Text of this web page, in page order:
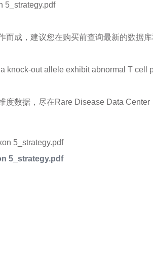
5_strategy.pdf
而成，建议您在购买前查询最新的数据
knock-out allele exhibit abnormal T cell
度数据，尽在Rare Disease Data
5_strategy.pdf